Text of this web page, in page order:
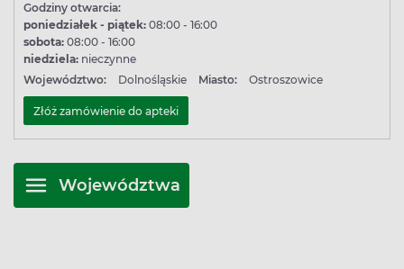
Godziny otwarcia:
poniedziałek - piątek: 08:00 - 16:00
sobota: 08:00 - 16:00
niedziela: nieczynne
Województwo:
Dolnośląskie Miasto: Ostroszowice
Złóż zamówienie do apteki
Województwa